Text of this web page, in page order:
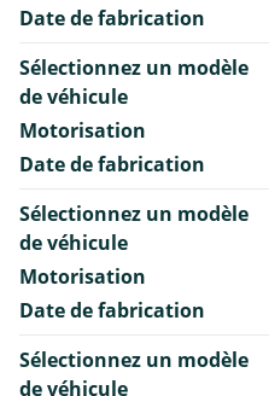
Date de fabrication
Sélectionnez un modèle
de véhicule
Motorisation
Date de fabrication
Sélectionnez un modèle
de véhicule
Motorisation
Date de fabrication
Sélectionnez un modèle
de véhicule